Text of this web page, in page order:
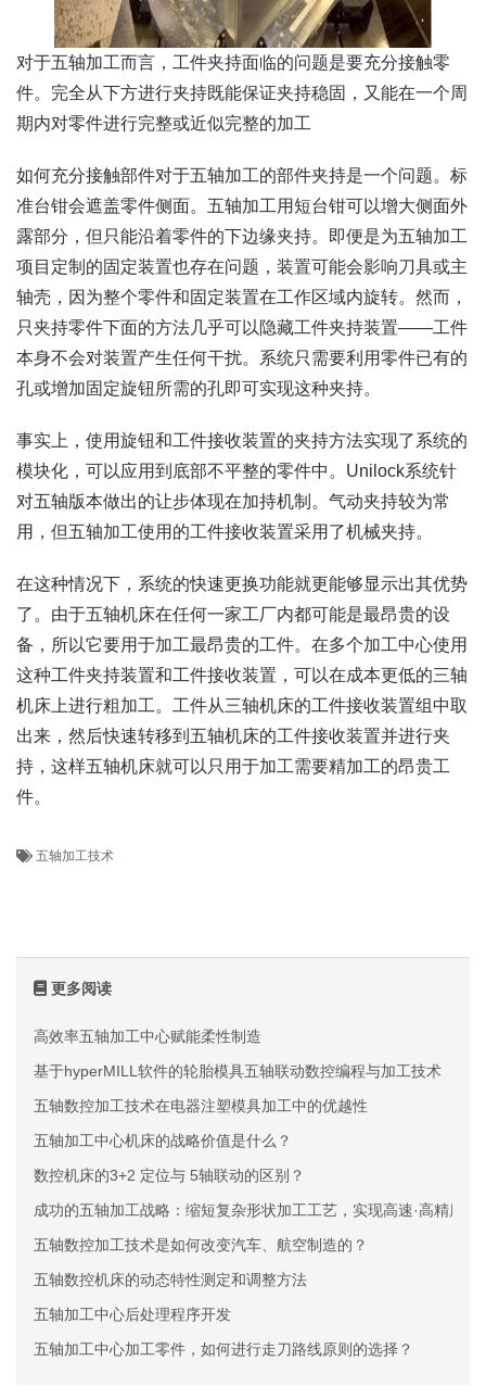
对于五轴加工而言，工件夹持面临的问题是要充分接触零
件。完全从下方进行夹持既能保证夹持稳固，又能在一个周
期内对零件进行完整或近似完整的加工
如何充分接触部件对于五轴加工的部件夹持是一个问题。标
准台钳会遮盖零件侧面。五轴加工用短台钳可以增大侧面外
露部分，但只能沿着零件的下边缘夹持。即便是为五轴加工
项目定制的固定装置也存在问题，装置可能会影响刀具或主
轴壳，因为整个零件和固定装置在工作区域内旋转。然而，
只夹持零件下面的方法几乎可以隐藏工件夹持装置——工件
本身不会对装置产生任何干扰。系统只需要利用零件已有的
孔或增加固定旋钮所需的孔即可实现这种夹持。
事实上，使用旋钮和工件接收装置的夹持方法实现了系统的
模块化，可以应用到底部不平整的零件中。Unilock系统针
对五轴版本做出的让步体现在加持机制。气动夹持较为常
用，但五轴加工使用的工件接收装置采用了机械夹持。
在这种情况下，系统的快速更换功能就更能够显示出其优势
了。由于五轴机床在任何一家工厂内都可能是最昂贵的设
备，所以它要用于加工最昂贵的工件。在多个加工中心使用
这种工件夹持装置和工件接收装置，可以在成本更低的三轴
机床上进行粗加工。工件从三轴机床的工件接收装置组中取
出来，然后快速转移到五轴机床的工件接收装置并进行夹
持，这样五轴机床就可以只用于加工需要精加工的昂贵工
件。
五轴加工技术
更多阅读
高效率五轴加工中心赋能柔性制造
基于hyperMILL软件的轮胎模具五轴联动数控编程与加工技术
五轴数控加工技术在电器注塑模具加工中的优越性
五轴加工中心机床的战略价值是什么？
数控机床的3+2 定位与 5轴联动的区别？
成功的五轴加工战略：缩短复杂形状加工工艺，实现高速·高精度生
五轴数控加工技术是如何改变汽车、航空制造的？
五轴数控机床的动态特性测定和调整方法
五轴加工中心后处理程序开发
五轴加工中心加工零件，如何进行走刀路线原则的选择？